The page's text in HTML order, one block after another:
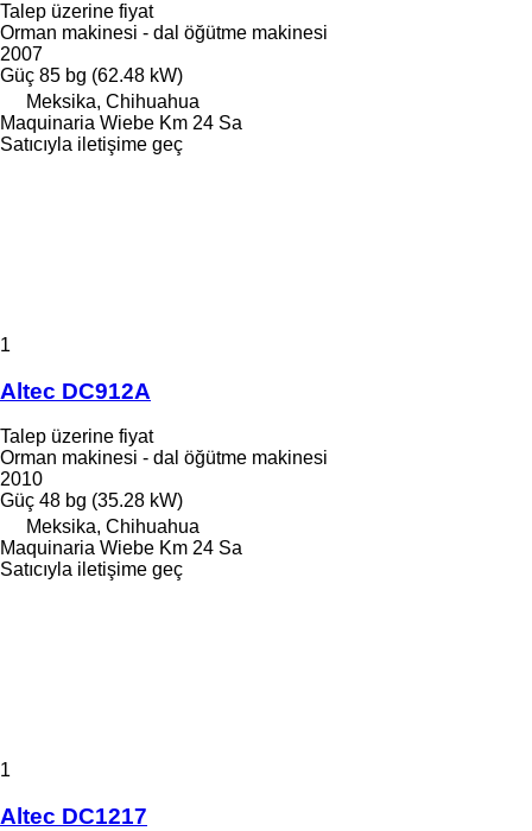
Talep üzerine fiyat
Orman makinesi - dal öğütme makinesi
2007
Güç 85 bg (62.48 kW)
Meksika, Chihuahua
Maquinaria Wiebe Km 24 Sa
Satıcıyla iletişime geç
1
Altec DC912A
Talep üzerine fiyat
Orman makinesi - dal öğütme makinesi
2010
Güç 48 bg (35.28 kW)
Meksika, Chihuahua
Maquinaria Wiebe Km 24 Sa
Satıcıyla iletişime geç
1
Altec DC1217